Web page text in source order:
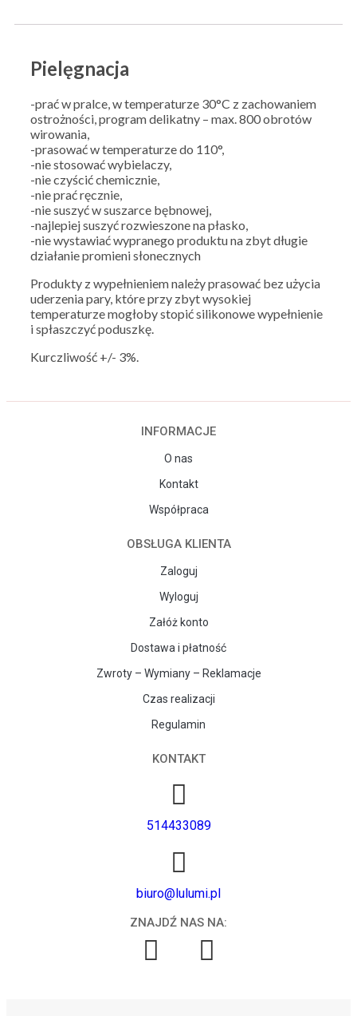
Pielęgnacja
-prać w pralce, w temperaturze 30°C z zachowaniem
ostrożności, program delikatny – max. 800 obrotów
wirowania,
-prasować w temperaturze do 110°,
-nie stosować wybielaczy,
-nie czyścić chemicznie,
-nie prać ręcznie,
-nie suszyć w suszarce bębnowej,
-najlepiej suszyć rozwieszone na płasko,
-nie wystawiać wypranego produktu na zbyt długie
działanie promieni słonecznych
Produkty z wypełnieniem należy prasować bez użycia
uderzenia pary, które przy zbyt wysokiej
temperaturze mogłoby stopić silikonowe wypełnienie
i spłaszczyć poduszkę.
Kurczliwość +/- 3%.
INFORMACJE
O nas
Kontakt
Współpraca
OBSŁUGA KLIENTA
Zaloguj
Wyloguj
Załóż konto
Dostawa i płatność
Zwroty – Wymiany – Reklamacje
Czas realizacji
Regulamin
KONTAKT
514433089
biuro@lulumi.pl
ZNAJDŹ NAS NA: